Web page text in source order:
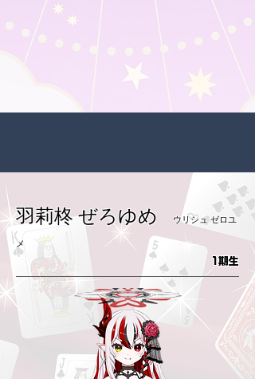
羽莉柊 ぜろゆめ
ウリシュ ゼロユ
メ
1期生